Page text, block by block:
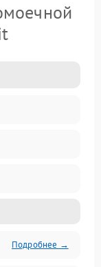
Подробнее →